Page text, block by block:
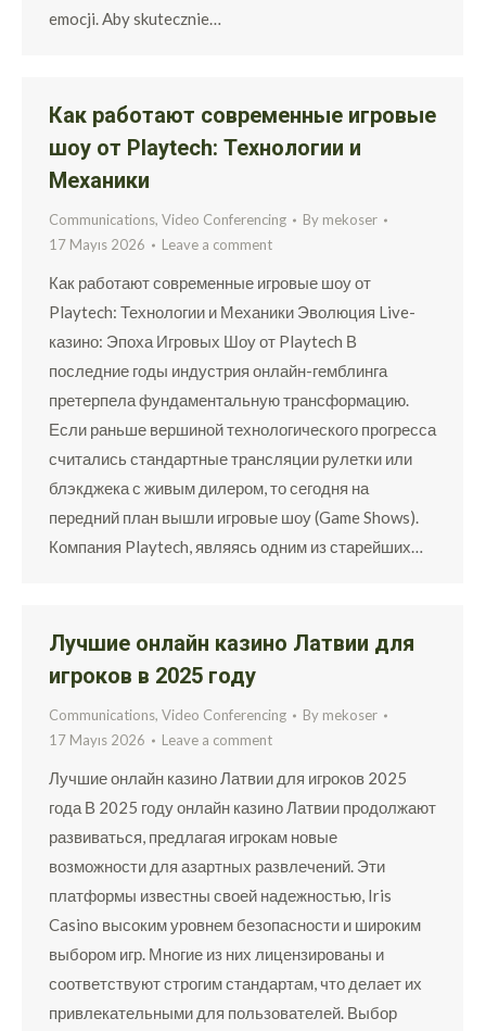
emocji. Aby skutecznie…
Как работают современные игровые
шоу от Playtech: Технологии и
Механики
Communications, Video Conferencing By mekoser
17 Mayıs 2026
Leave a comment
Как работают современные игровые шоу от
Playtech: Технологии и Механики Эволюция Live-
казино: Эпоха Игровых Шоу от Playtech В
последние годы индустрия онлайн-гемблинга
претерпела фундаментальную трансформацию.
Если раньше вершиной технологического прогресса
считались стандартные трансляции рулетки или
блэкджека с живым дилером, то сегодня на
передний план вышли игровые шоу (Game Shows).
Компания Playtech, являясь одним из старейших…
Лучшие онлайн казино Латвии для
игроков в 2025 году
Communications, Video Conferencing By mekoser
17 Mayıs 2026
Leave a comment
Лучшие онлайн казино Латвии для игроков 2025
года В 2025 году онлайн казино Латвии продолжают
развиваться, предлагая игрокам новые
возможности для азартных развлечений. Эти
платформы известны своей надежностью, Iris
Casino высоким уровнем безопасности и широким
выбором игр. Многие из них лицензированы и
соответствуют строгим стандартам, что делает их
привлекательными для пользователей. Выбор